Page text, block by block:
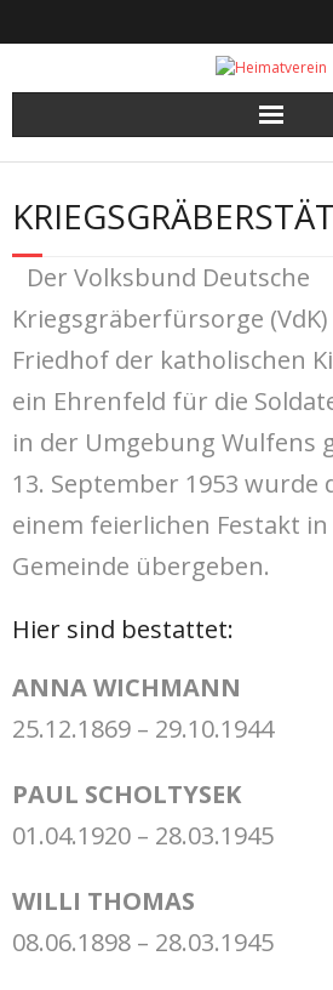
Der Volksbund Deutsche
Kriegsgräberfürsorge
Friedhof der katholischen
ein Ehrenfeld für die
in der Umgebung Wulfens
13. September 1953 wurde
einem feierlichen Festakt
Gemeinde übergeben.
Hier sind bestattet:
ANNA WICHMANN
25.12.1869 – 29.10.1944
PAUL SCHOLTYSEK
01.04.1920 – 28.03.1945
WILLI THOMAS
08.06.1898 – 28.03.1945